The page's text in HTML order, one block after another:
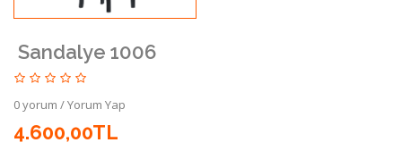
Sandalye 1006
0 yorum /Yorum Yap
4.600,00TL